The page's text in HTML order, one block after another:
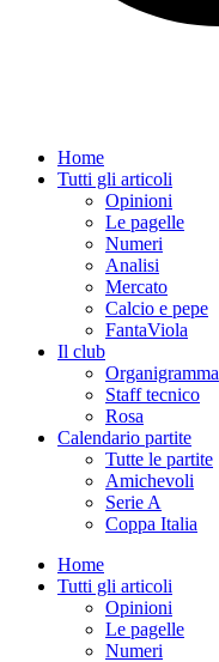
Home
Tutti gli articoli
Opinioni
Le pagelle
Numeri
Analisi
Mercato
Calcio e pepe
FantaViola
Il club
Organigramma
Staff tecnico
Rosa
Calendario partite
Tutte le partite
Amichevoli
Serie A
Coppa Italia
Home
Tutti gli articoli
Opinioni
Le pagelle
Numeri